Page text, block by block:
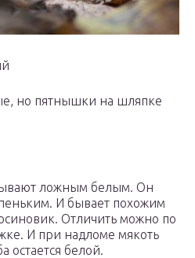
но пятнышки на шляпке
ложным белым. Он
И бывает похожим
Отличить можно по
И при надломе мякоть
остается белой.